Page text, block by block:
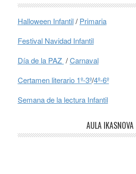
Halloween Infantil/ Primaria
Festival Navidad Infantil
Día de la PAZ /Carnaval
Certamen literario 1º-3º/4º-6º
Semana de la lectura Infantil
AULA IKASNOVA